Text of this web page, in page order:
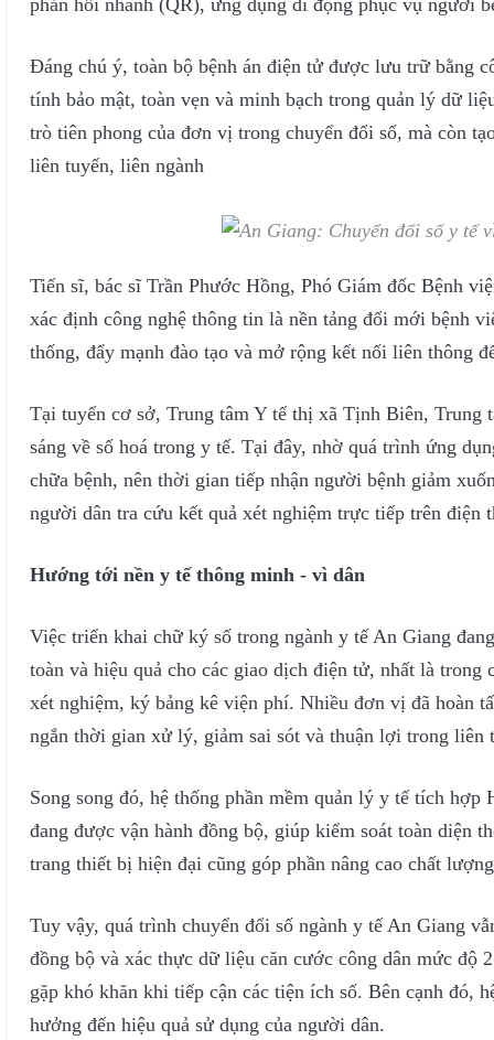
phản hồi nhanh (QR), ứng dụng di động phục vụ người
Đáng chú ý, toàn bộ bệnh án điện tử được lưu trữ bằng
tính bảo mật, toàn vẹn và minh bạch trong quản lý dữ
trò tiên phong của đơn vị trong chuyển đổi số, mà còn
liên tuyến, liên ngành
Tiến sĩ, bác sĩ Trần Phước Hồng, Phó Giám đốc Bệnh
xác định công nghệ thông tin là nền tảng đổi mới bệnh
thống, đẩy mạnh đào tạo và mở rộng kết nối liên thông
Tại tuyến cơ sở, Trung tâm Y tế thị xã Tịnh Biên, Trung
sáng về số hoá trong y tế. Tại đây, nhờ quá trình ứng
chữa bệnh, nên thời gian tiếp nhận người bệnh giảm
người dân tra cứu kết quả xét nghiệm trực tiếp trên điện
Hướng tới nền y tế thông minh - vì dân
Việc triển khai chữ ký số trong ngành y tế An Giang
toàn và hiệu quả cho các giao dịch điện tử, nhất là
xét nghiệm, ký bảng kê viện phí. Nhiều đơn vị đã hoàn
ngắn thời gian xử lý, giảm sai sót và thuận lợi trong
Song song đó, hệ thống phần mềm quản lý y tế tích
đang được vận hành đồng bộ, giúp kiểm soát toàn diện
trang thiết bị hiện đại cũng góp phần nâng cao chất
Tuy vậy, quá trình chuyển đổi số ngành y tế An Giang
đồng bộ và xác thực dữ liệu căn cước công dân mức độ
gặp khó khăn khi tiếp cận các tiện ích số. Bên cạnh đó,
hưởng đến hiệu quả sử dụng của người dân.